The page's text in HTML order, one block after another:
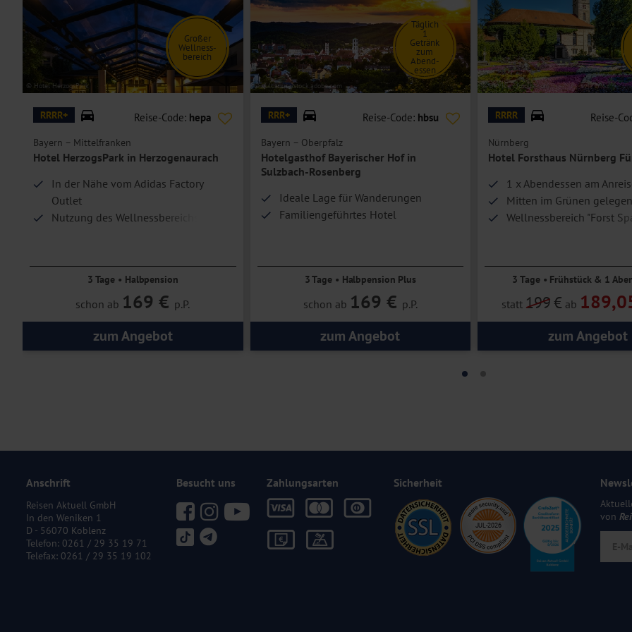
© Hotel HerzogsPark
Großer
Wellness-
bereich
RRRR+ Reise-Code: hepa
Bayern – Mittelfranken
Hotel HerzogsPark in Herzogenaurach
In der Nähe vom Adidas Factory
Outlet
Nutzung des Wellnessbereichs
3 Tage • Halbpension
schon ab 169 € p.P.
zum Angebot
© vulcanus - stock.adobe.com
Täglich
1
Getränk
zum
Abend-
essen
RRR+ Reise-Code: hbsu
Bayern – Oberpfalz
Hotelgasthof Bayerischer Hof in
Sulzbach-Rosenberg
Ideale Lage für Wanderungen
Familiengeführtes Hotel
3 Tage • Halbpension Plus
schon ab 169 € p.P.
zum Angebot
© DeVIce - fotolia.com
RRRR Reise-
Nürnberg
Hotel Forsthaus Nürnberg
1 x Abendessen am
Mitten im Grünen gelegen
Wellnessbereich "Forst
3 Tage • Frühstück & 1
statt 199€ ab
zum Angebot
Anschrift
Reisen Aktuell GmbH
In den Weniken 1
D - 56070 Koblenz
Telefon: 0261 / 29 35 19 71
Telefax: 0261 / 29 35 19 102
Besucht uns Zahlungsarten Sicherheit
von